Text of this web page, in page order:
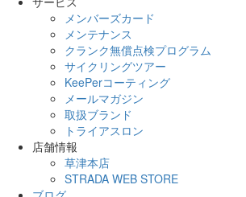
メンバーズカード
メンテナンス
クランク無償点検プログラム
サイクリングツアー
KeePerコーティング
メールマガジン
取扱ブランド
トライアスロン
店舗情報
草津本店
STRADA WEB STORE